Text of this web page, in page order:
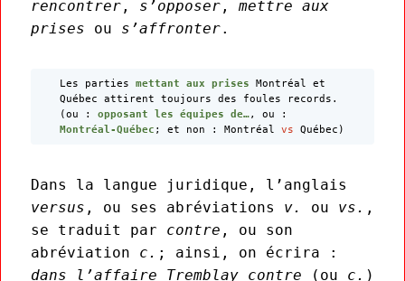
rencontrer , s’opposer , mettre aux
prises ou s’affronter.
Les parties mettant aux prises Montréal et
Québec attirent toujours des foules records.
(ou : opposant les équipes de…, ou :
Montréal-Québec ; et non : Montréal vs Québec)
Dans la langue juridique, l’anglais
versus , ou ses abréviations v. ou vs. ,
se traduit par contre , ou son
abréviation c. ; ainsi, on écrira :
dans l’affaire Tremblay contre (ou c. )